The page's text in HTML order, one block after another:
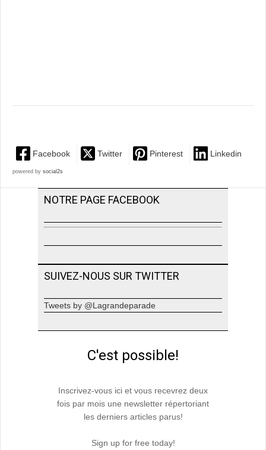
Facebook Twitter Pinterest Linkedin
powered by social2s
NOTRE PAGE FACEBOOK
SUIVEZ-NOUS SUR TWITTER
Tweets by @Lagrandeparade
C'est possible!
Inscrivez-vous ici et vous recevrez deux
fois par mois une newsletter répertoriant
les derniers articles parus!
Sign up for free today!